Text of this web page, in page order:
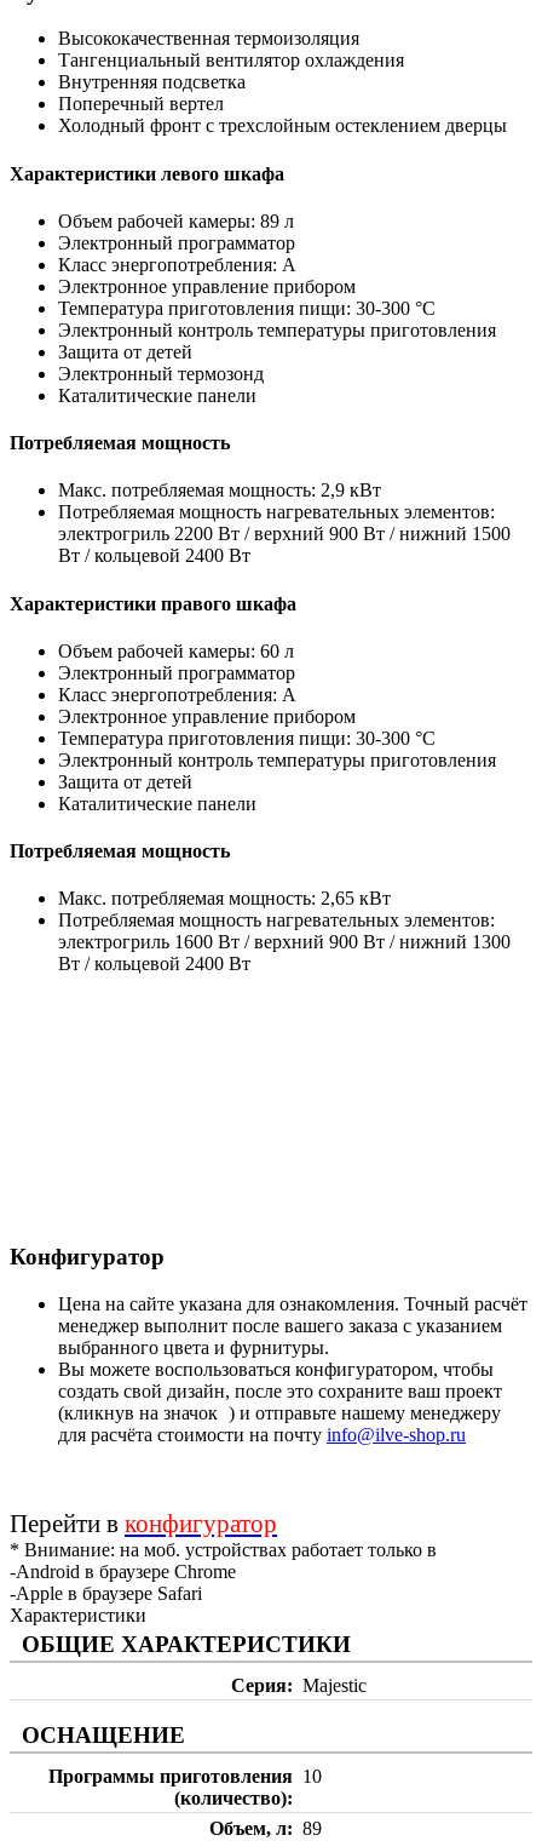
Высококачественная термоизоляция
Тангенциальный вентилятор охлаждения
Внутренняя подсветка
Поперечный вертел
Холодный фронт с трехслойным остеклением дверцы
Характеристики левого шкафа
Объем рабочей камеры: 89 л
Электронный программатор
Класс энергопотребления: A
Электронное управление прибором
Температура приготовления пищи: 30-300 °C
Электронный контроль температуры приготовления
Защита от детей
Электронный термозонд
Каталитические панели
Потребляемая мощность
Макс. потребляемая мощность: 2,9 кВт
Потребляемая мощность нагревательных элементов:
электрогриль 2200 Вт / верхний 900 Вт / нижний 1500
Вт / кольцевой 2400 Вт
Характеристики правого шкафа
Объем рабочей камеры: 60 л
Электронный программатор
Класс энергопотребления: A
Электронное управление прибором
Температура приготовления пищи: 30-300 °C
Электронный контроль температуры приготовления
Защита от детей
Каталитические панели
Потребляемая мощность
Макс. потребляемая мощность: 2,65 кВт
Потребляемая мощность нагревательных элементов:
электрогриль 1600 Вт / верхний 900 Вт / нижний 1300
Вт / кольцевой 2400 Вт
Конфигуратор
Цена на сайте указана для ознакомления. Точный расчёт
менеджер выполнит после вашего заказа с указанием
выбранного цвета и фурнитуры.
Вы можете воспользоваться конфигуратором, чтобы
создать свой дизайн, после это сохраните ваш проект
(кликнув на значок ) и отправьте нашему менеджеру
для расчёта стоимости на почту info@ilve-shop.ru
Перейти в конфигуратор
* Внимание: на моб. устройствах работает только в
-Android в браузере Chrome
-Apple в браузере Safari
Характеристики
ОБЩИЕ ХАРАКТЕРИСТИКИ
Серия Majestic
ОСНАЩЕНИЕ
Программы приготовления
(количество)
10
Объем, л
89